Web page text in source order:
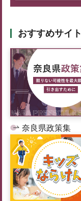
おすすめサイト
奈良県政策集